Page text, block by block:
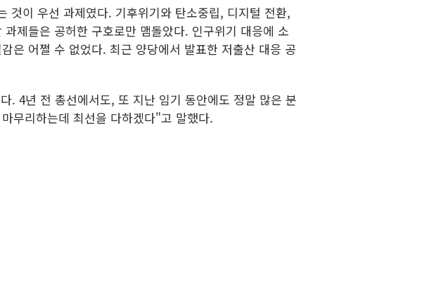
것이 우선 과제였다. 기후위기와 탄소중립, 디지털 전환,
제들은 공허한 구호로만 맴돌았다. 인구위기 대응에 소
은 어쩔 수 없었다. 최근 양당에서 발표한 저출산 대응 공
. 4년 전 총선에서도, 또 지난 임기 동안에도 정말 많은 분
무리하는데 최선을 다하겠다"고 말했다.